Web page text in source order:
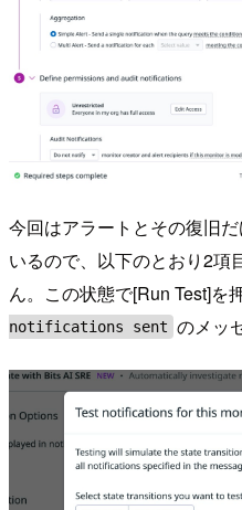
今回はアラートとその復旧
いるので、以下のとおり2項
ん。この状態で[Run Test]を
notifications sent のメッ